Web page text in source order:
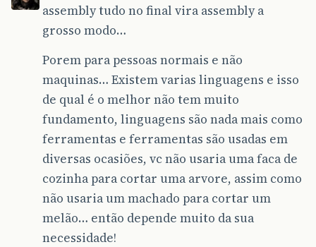
assembly tudo no final vira assembly a
grosso modo…
Porem para pessoas normais e não
maquinas… Existem varias linguagens e isso
de qual é o melhor não tem muito
fundamento, linguagens são nada mais como
ferramentas e ferramentas são usadas em
diversas ocasiões, vc não usaria uma faca de
cozinha para cortar uma arvore, assim como
não usaria um machado para cortar um
melão… então depende muito da sua
necessidade!